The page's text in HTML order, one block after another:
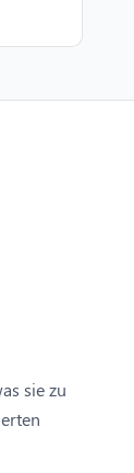
sie zu